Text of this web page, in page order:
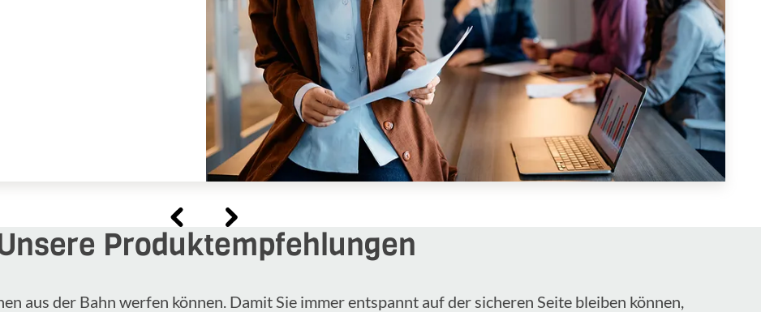
Produktempfehlungen
aus der Bahn werfen können. Damit Sie immer entspannt auf der sicheren Seite bleiben können,